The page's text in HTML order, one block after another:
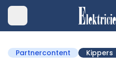
Partnercontent Kippers